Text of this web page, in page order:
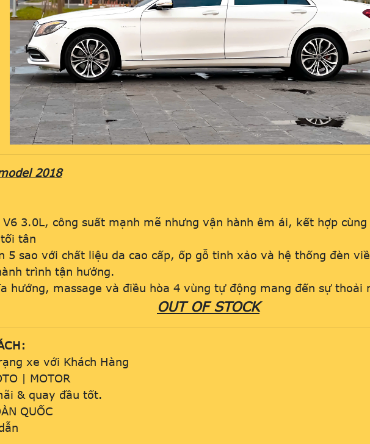
2018
3.0L, công suất mạnh mẽ nhưng vận hành êm ái, kết hợp
tân
5 sao với chất liệu da cao cấp, ốp gỗ tinh xảo và hệ thống đèn
trình tận hưởng.
hướng, massage và điều hòa 4 vùng tự động mang đến sự
OUT OF STOCK
xe với Khách Hàng
| MOTOR
& quay đầu tốt.
QUỐC